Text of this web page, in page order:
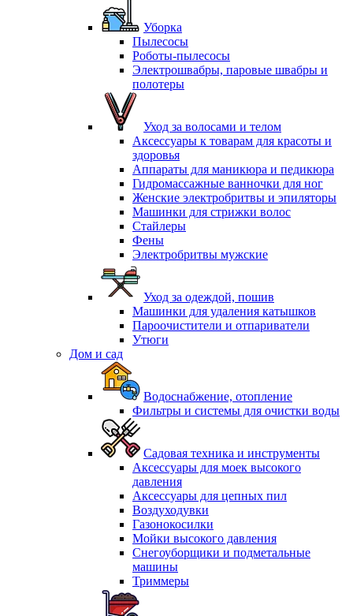
Уборка
Пылесосы
Роботы-пылесосы
Электрошвабры, паровые швабры и
полотеры
Уход за волосами и телом
Аксессуары к товарам для красоты и
здоровья
Аппараты для маникюра и педикюра
Гидромассажные ванночки для ног
Женские электробритвы и эпиляторы
Машинки для стрижки волос
Стайлеры
Фены
Электробритвы мужские
Уход за одеждой, пошив
Машинки для удаления катышков
Пароочистители и отпариватели
Утюги
Дом и сад
Водоснабжение, отопление
Фильтры и системы для очистки воды
Садовая техника и инструменты
Аксессуары для моек высокого
давления
Аксессуары для цепных пил
Воздуходувки
Газонокосилки
Мойки высокого давления
Снегоуборщики и подметальные
машины
Триммеры